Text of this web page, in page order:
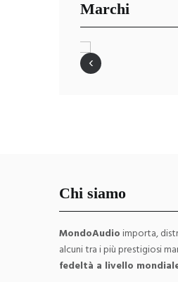
Marchi
‹
Chi siamo
MondoAudioimporta,
alcuni tra i più prestigiosi
fedeltà a livello